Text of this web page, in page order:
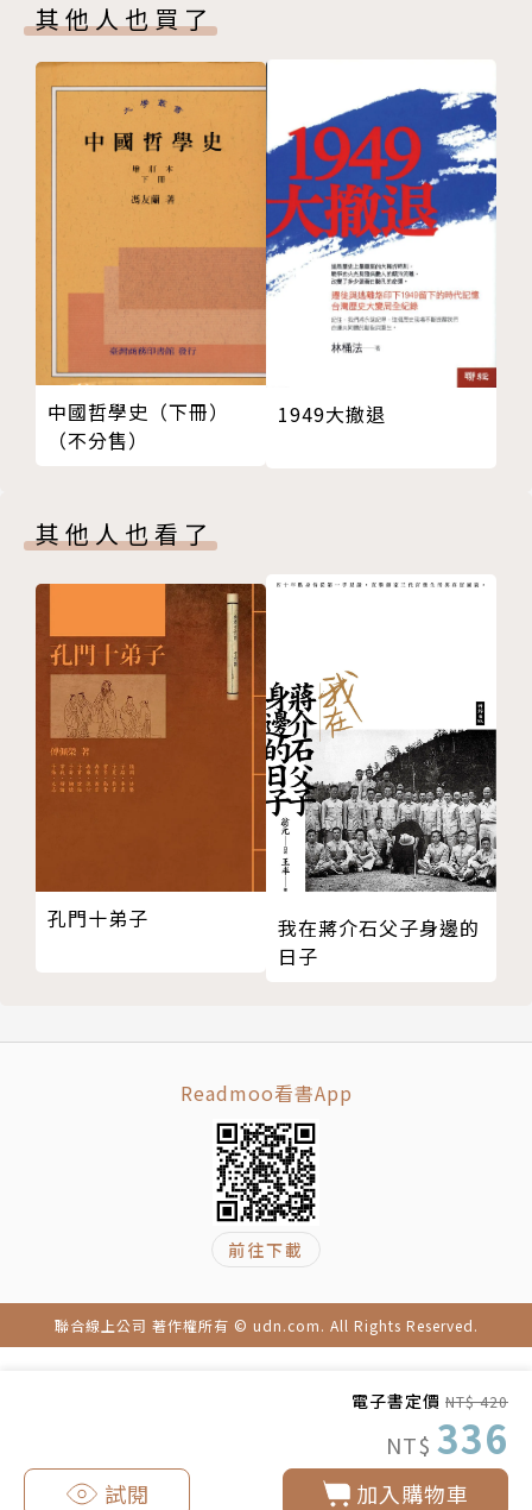
電子書定價 NT$ 420
NT$ 336
加入購物車
試閱
（參見事件33）
‧向東方啟航吧！目的是將物美價廉的辛香料滿載而
歸！（參見事件36）
‧不服氣任命的新國王！乾脆把國王的使者從城堡窗戶
丟出！（參見事件43）
‧也太壓榨人！把一箱箱來自殖民母國的紅茶倒入海
裡，爭取獨立！（參見事件50）
‧萬人空巷！人人趕搭火車，爭相目睹美輪美奐的大水
晶宮～（參見事件55）
‧超大膽政策！為了奪得侵略亞洲的先機，不惜將國家
當做抵押的籌碼！（參見事件64）
‧砰砰砰！暗殺奧地利王儲夫婦的槍響，竟是世界大戰
開打的號角！（參見事件68）
‧什麼？巴黎的凱旋門前，竟曾傲然站立著納粹軍隊！
翻開本書，還有更多⋯⋯
祝田秀全
曾任職東京外國語大學亞非語言文化研究所研究員，目
前為代代木研討會世界史講師，也擔任品川區主辦的銀
髮大學的教授。著有《機關考試的訣竅世界史B》（桐
原書店）、《兩小時就能溫習世界史》（大和書房）、
《複習已經忘記的高中世界史》、《東大的深奧世界
史》（同為中經出版）等書（以上書名皆為暫譯）。興
趣是古典落語鑑賞與音樂。
由曾改編為電視劇的《夜王》、《女帝》、《孃王》等
人氣漫畫的原作家倉科遼所創立，與其他創作者一同進
行專業漫畫企劃的廣告代理／編輯製作公司。
本書繪者：羽崎雅、鯖玉弓、すず黃、ひよこ豆ひよご
ん、ひなた未夢、雪人、みつく
曾任職日商公司，現為專職譯者。有十年以上翻譯經
臉書：https://www.facebook.com/mymonkeyma
07 斯巴達的政治
09 羅馬從共和制到君主制
10 基督教的成立與發展
11 古伊朗的變遷
12 印度文明的盛衰
14 春秋戰國時代
15 秦朝
17 絲路的發達
18 魏晉南北朝
19 隋唐時代
了解世界文化與風俗 非洲篇
古代的世界 考察
第二章 中世紀的世界（前半期）各國的盛衰
20 日耳曼民族的大遷徙
21 法蘭克王國的崛起
22 維京人的活動
23 封建社會的開始
24 羅馬天主教廷
25 拜占庭帝國的繁榮
26 斯拉夫民族的歷史
29 蒙古帝國與元朝的統治
30 伊斯蘭世界的變遷
了解世界文化與風俗 亞洲篇
中世紀的世界（前半期）考察
第三章 中世紀的世界（後半期）舞台移往全世界開放
38 宗教改革
39 日耳曼王族與法國的對立
43 三十年戰爭
其他人也買了
中國哲學史（下冊）
（不分售）
1949大撤退
其他人也看了
孔門十弟子
我在蔣介石父子身邊的
日子
Readmoo看書App
前往下載
聯合線上公司 著作權所有 © udn.com. All Rights Reserved.